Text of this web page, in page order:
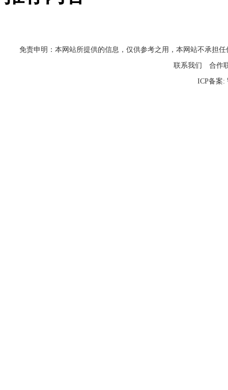
免责申明：本网站所提供的信息，仅供参考之用，本网站不承担
联系我们 合作
ICP备案: